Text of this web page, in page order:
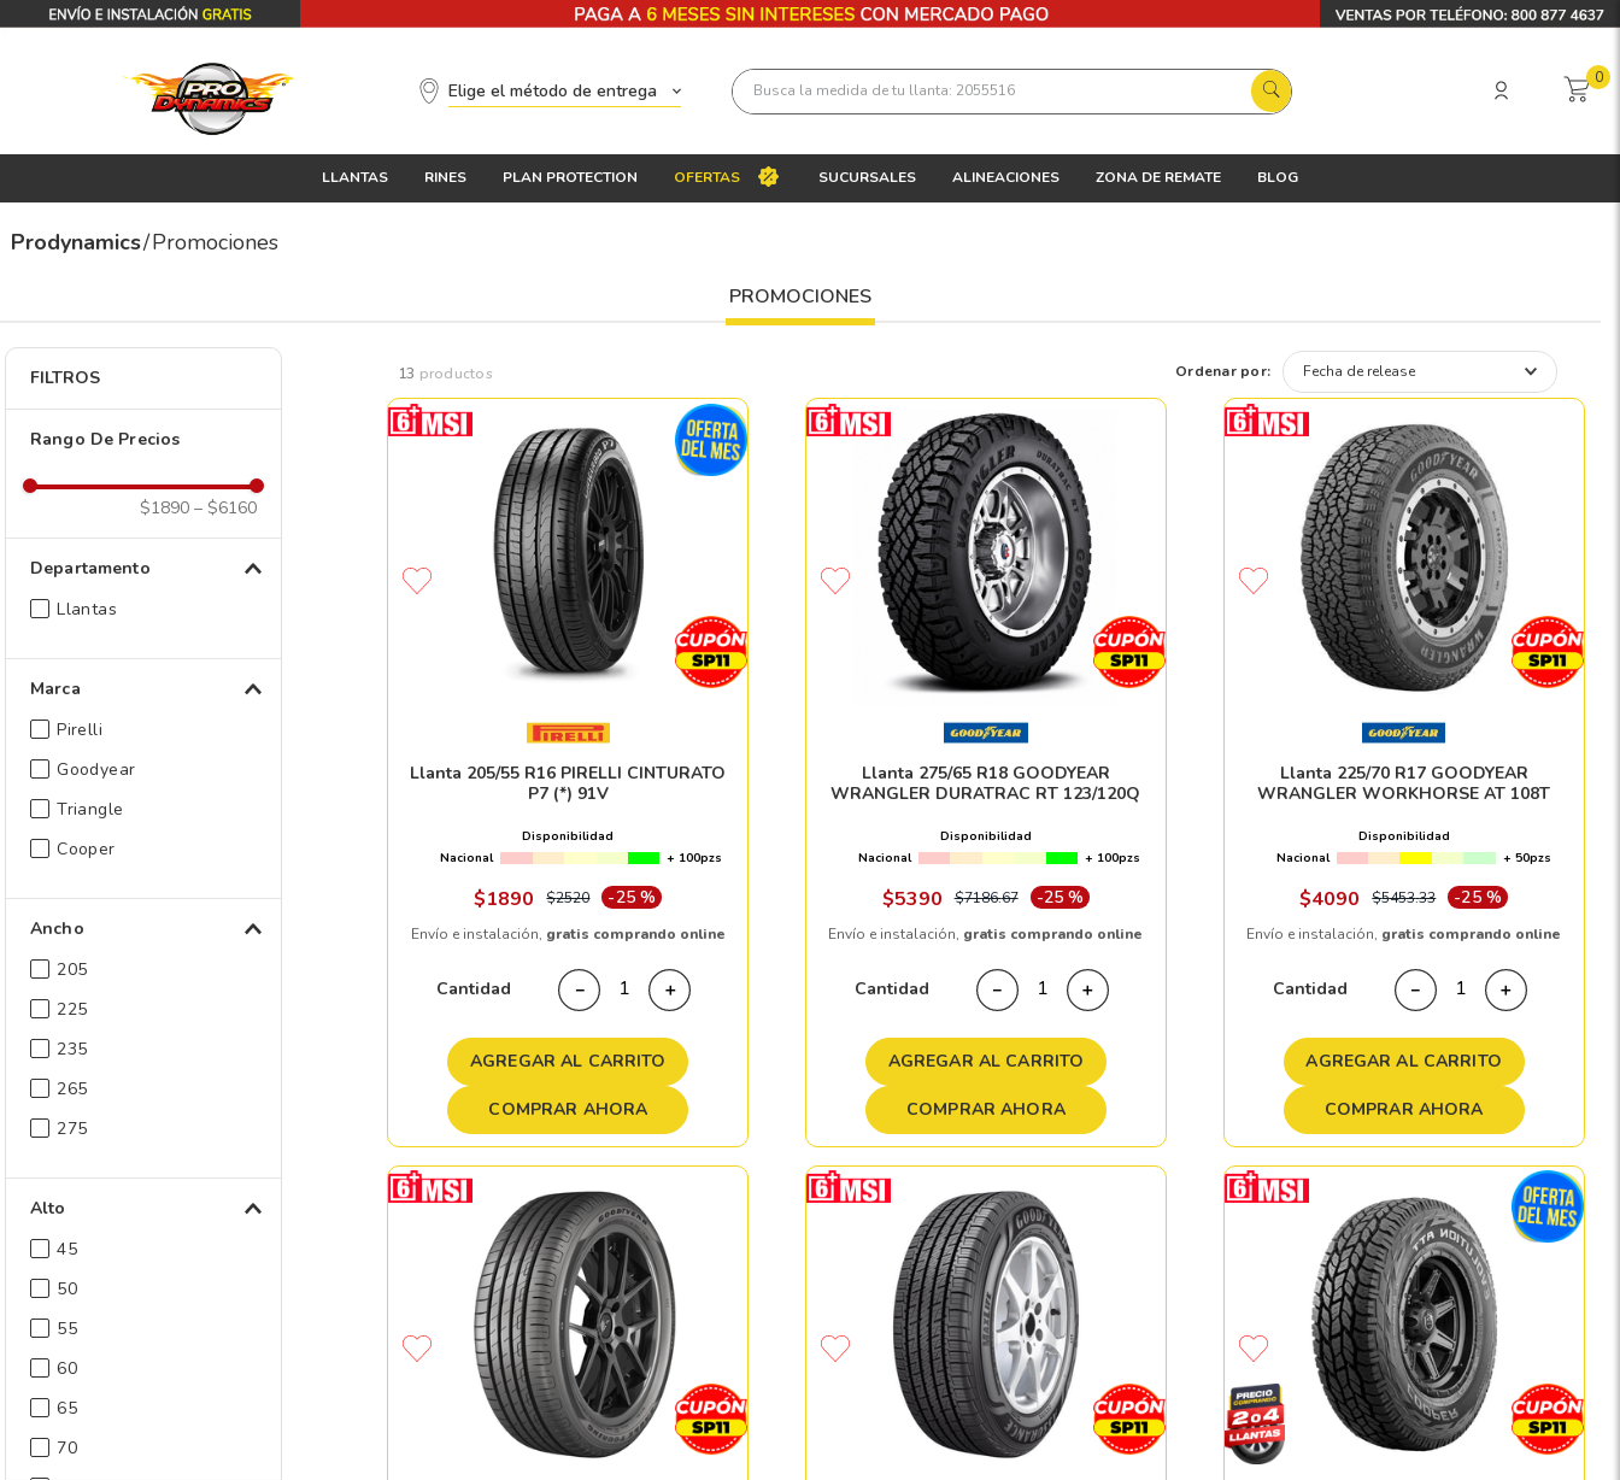
Elige el método de entrega Busca la medida de tu llanta: 2055516 0
LLANTAS RINES PLAN PROTECTION OFERTAS SUCURSALES ALINEACIONES ZONA DE REMATE BLOG
Promociones
PROMOCIONES
FILTROS
Departamento
Llantas
Alto
45
50
55
60
65
70
Ancho
205
225
235
265
275
Marca
Pirelli
Goodyear
Triangle
Cooper
Rango De Precios
$1890 – $6160
13 productos Ordenar por: Fecha de release
Llanta 205/55 R16 PIRELLI CINTURATO
P7 (*) 91V
Disponibilidad
Nacional
+ 100pzs
$1890 $2520 -25 %
Envío e instalación, gratis comprando online
Cantidad ＋
－
AGREGAR AL CARRITO
COMPRAR AHORA
Llanta 275/65 R18 GOODYEAR
WRANGLER DURATRAC RT 123/120Q
Disponibilidad
Nacional
+ 100pzs
$5390 $7186.67 -25 %
Envío e instalación, gratis comprando online
Cantidad ＋
－
AGREGAR AL CARRITO
COMPRAR AHORA
Llanta 225/70 R17 GOODYEAR
WRANGLER WORKHORSE AT 108T
Disponibilidad
Nacional
+ 50pzs
$4090 $5453.33 -25 %
Envío e instalación, gratis comprando online
Cantidad ＋
－
AGREGAR AL CARRITO
COMPRAR AHORA
Términos más buscados
6.185
7.245